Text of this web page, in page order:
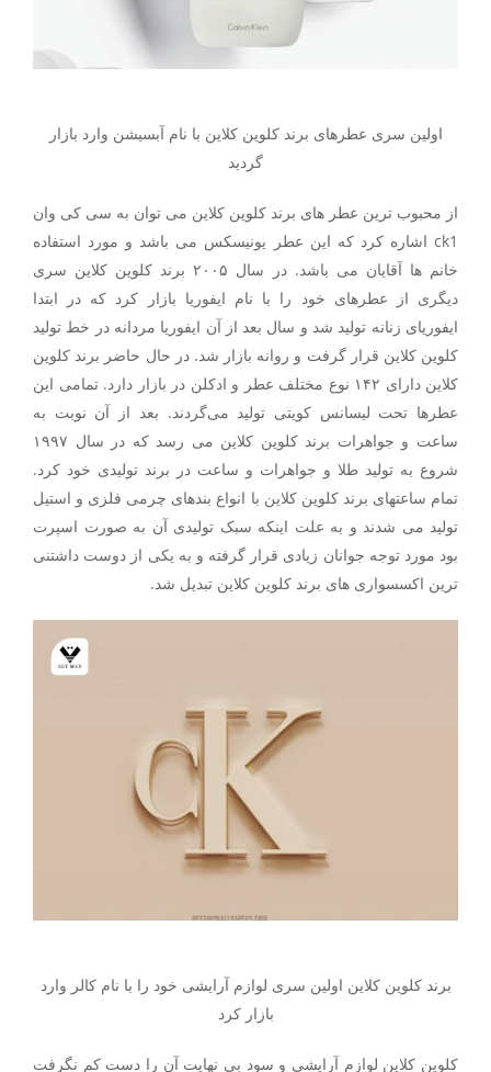
اولین سری عطرهای برند کلوین کلاین با نام آبسیشن وارد بازار
گردید
از محبوب ترین عطر های برند کلوین کلاین می توان به سی کی وان
ck1 اشاره کرد که این عطر یونیسکس می باشد و مورد استفاده
خانم ها آقایان می باشد. در سال ۲۰۰۵ برند کلوین کلاین سری
دیگری از عطرهای خود را با نام ایفوریا بازار کرد که در ابتدا
ایفوریای زنانه تولید شد و سال بعد از آن ایفوریا مردانه در خط تولید
کلوین کلاین قرار گرفت و روانه بازار شد. در حال حاضر برند کلوین
کلاین دارای ۱۴۲ نوع مختلف عطر و ادکلن در بازار دارد. تمامی این
عطرها تحت لیسانس کویتی تولید می‌گردند. بعد از آن نوبت به
ساعت و جواهرات برند کلوین کلاین می رسد که در سال ۱۹۹۷
شروع به تولید طلا و جواهرات و ساعت در برند تولیدی خود کرد.
تمام ساعتهای برند کلوین کلاین با انواع بندهای چرمی فلزی و استیل
تولید می شدند و به علت اینکه سبک تولیدی آن به صورت اسپرت
بود مورد توجه جوانان زیادی قرار گرفته و به یکی از دوست داشتنی
ترین اکسسواری های برند کلوین کلاین تبدیل شد.
برند کلوین کلاین اولین سری لوازم آرایشی خود را با نام کالر وارد
بازار کرد
کلوین کلاین لوازم آرایشی و سود بی نهایت آن را دست کم نگرفت